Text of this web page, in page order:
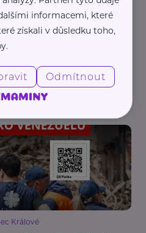
nový portál pro
Zdraví
Králové
informacemi, které
získali v důsledku toho,
Odmítnout